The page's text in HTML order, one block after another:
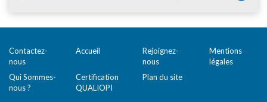
Contactez-
nous
Accueil
Rejoignez-
nous
Mentions
légales
Qui Sommes-
nous ?
Certification
QUALIOPI
Plan du site